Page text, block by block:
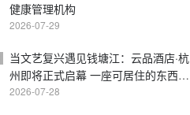
健康管理机构
2026-07-29
当文艺复兴遇见钱塘江：云品酒店·杭
州即将正式启幕 一座可居住的东西方
美学桥梁
2026-07-28